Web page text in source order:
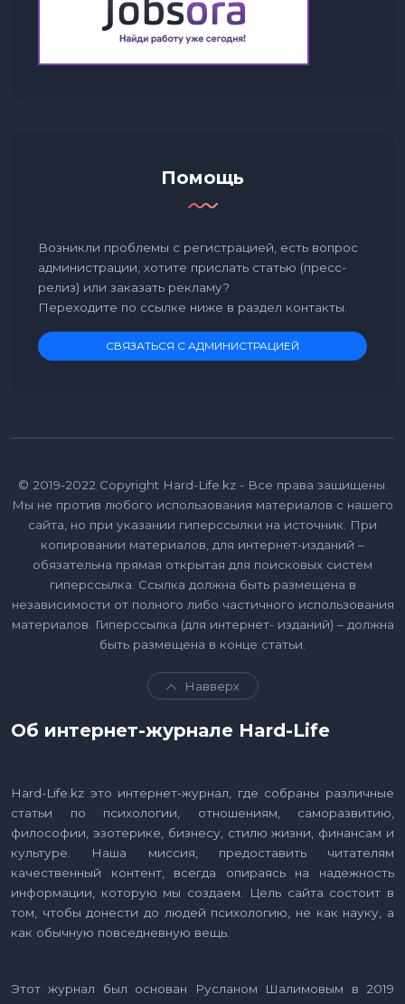
Помощь
Возникли проблемы с регистрацией, есть вопрос
администрации, хотите прислать статью (пресс-
релиз) или заказать рекламу?
Переходите по ссылке ниже в раздел контакты.
СВЯЗАТЬСЯ С АДМИНИСТРАЦИЕЙ
© 2019-2022 Copyright Hard-Life.kz - Все права защищены.
Мы не против любого использования материалов с нашего
сайта, но при указании гиперссылки на источник. При
копировании материалов, для интернет-изданий –
обязательна прямая открытая для поисковых систем
гиперссылка. Ссылка должна быть размещена в
независимости от полного либо частичного использования
материалов. Гиперссылка (для интернет- изданий) – должна
быть размещена в конце статьи.
Навверх
Об интернет-журнале Hard-Life
Hard-Life.kz это интернет-журнал, где собраны различные
статьи по психологии, отношениям, саморазвитию,
философии, эзотерике, бизнесу, стилю жизни, финансам и
культуре. Наша миссия, предоставить читателям
качественный контент, всегда опираясь на надежность
информации, которую мы создаем. Цель сайта состоит в
том, чтобы донести до людей психологию, не как науку, а
как обычную повседневную вещь.
Этот журнал был основан Русланом Шалимовым в 2019